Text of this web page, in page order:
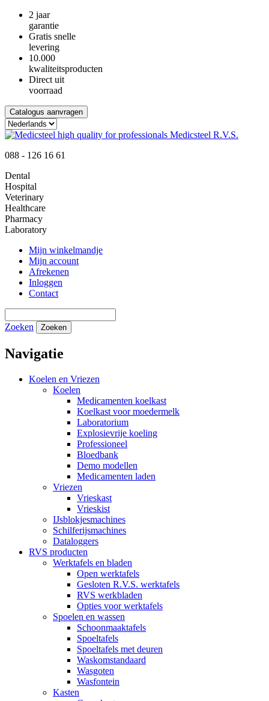
2 jaar
garantie
Gratis snelle
levering
10.000
kwaliteitsproducten
Direct uit
voorraad
Catalogus aanvragen
088 - 126 16 61
Dental
Hospital
Veterinary
Healthcare
Pharmacy
Laboratory
Mijn winkelmandje
Mijn account
Afrekenen
Inloggen
Contact
Zoeken Zoeken
Navigatie
Koelen en Vriezen
Koelen
Medicamenten koelkast
Koelkast voor moedermelk
Laboratorium
Explosievrije koeling
Professioneel
Bloedbank
Demo modellen
Medicamenten laden
Vriezen
Vrieskast
Vrieskist
IJsblokjesmachines
Schilferijsmachines
Dataloggers
RVS producten
Werktafels en bladen
Open werktafels
Gesloten R.V.S. werktafels
RVS werkbladen
Opties voor werktafels
Spoelen en wassen
Schoonmaaktafels
Spoeltafels
Spoeltafels met deuren
Waskomstandaard
Wasgoten
Wasfontein
Kasten